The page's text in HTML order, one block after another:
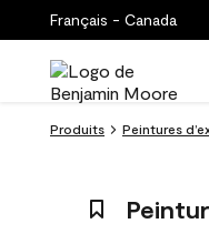
Français - Canada
Produits Peintures